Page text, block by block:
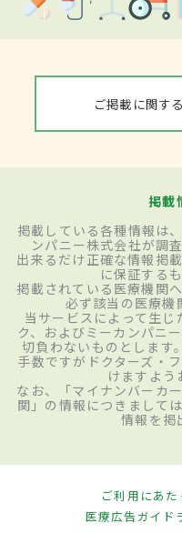
ご掲載に関す
掲載
掲載している各種情報は
ンパニー株式会社が調
出来るだけ正確な情報掲
に保証する
掲載されている医療機関
必ず該当の医療機
当サービスによって生
ク、およびミーカンパニ
切負わないものとします
手数ですがドクターズ・
けますよう
なお、「マイナンバーカ
関」の情報につきまして
情報を掲
ご利用にあた
医療広告ガイド